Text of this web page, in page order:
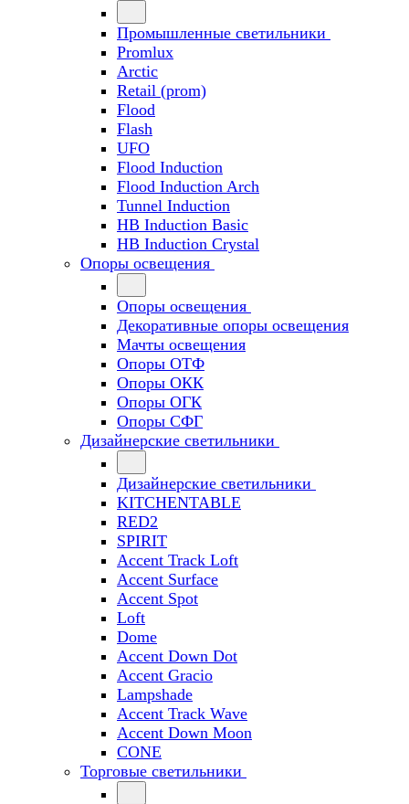
Промышленные светильники
Promlux
Arctic
Retail (prom)
Flood
Flash
UFO
Flood Induction
Flood Induction Arch
Tunnel Induction
HB Induction Basic
HB Induction Crystal
Опоры освещения
Опоры освещения
Декоративные опоры освещения
Мачты освещения
Опоры ОТФ
Опоры ОКК
Опоры ОГК
Опоры СФГ
Дизайнерские светильники
Дизайнерские светильники
KITCHENTABLE
RED2
SPIRIT
Accent Track Loft
Accent Surface
Accent Spot
Loft
Dome
Accent Down Dot
Accent Gracio
Lampshade
Accent Track Wave
Accent Down Moon
CONE
Торговые светильники